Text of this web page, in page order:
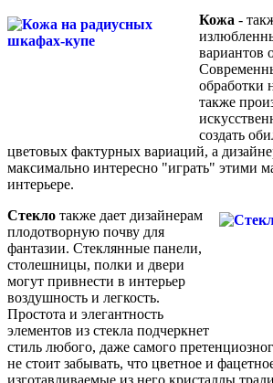
Кожа -
вариантов
обработки
также
создать
цветовых фактурных вариаций, а
максимально интересно "играть" этими
интерьере.
Стекло также дает дизайнерам
плодотворную почву для
фантазии. Стеклянные панели,
столешницы, полки и двери
могут привнести в интерьер
воздушность и легкость.
Простота и элегантность
элементов из стекла подчеркнет
стиль любого, даже самого
не стоит забывать, что цветное и
изготавливаемые из него кристаллы